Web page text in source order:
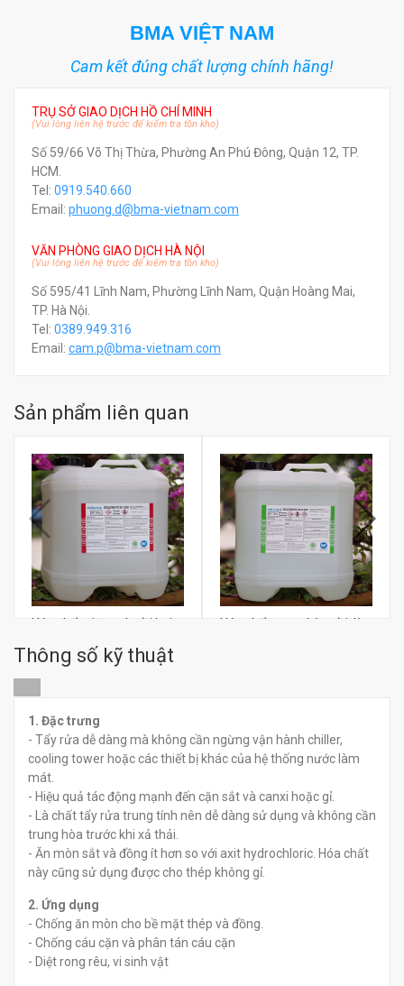
BMA VIỆT NAM
Cam kết đúng chất lượng chính hãng!
TRỤ SỞ GIAO DỊCH HỒ CHÍ MINH
(Vui lòng liên hệ trước để kiểm tra tồn kho)
Số 59/66 Võ Thị Thừa, Phường An Phú Đông, Quận 12, TP.
HCM.
Tel: 0919.540.660
Email: phuong.d@bma-vietnam.com
VĂN PHÒNG GIAO DỊCH HÀ NỘI
(Vui lòng liên hệ trước để kiểm tra tồn kho)
Số 595/41 Lĩnh Nam, Phường Lĩnh Nam, Quận Hoàng Mai,
TP. Hà Nội.
Tel: 0389.949.316
Email: cam.p@bma-vietnam.com
Sản phẩm liên quan
Hóa chất giữ sạch nồi hơi
0 đ
Hóa chất trung hòa nồi, lò
Thông số kỹ thuật
1. Đặc trưng
- Tẩy rửa dễ dàng mà không cần ngừng vận hành chiller,
cooling tower hoặc các thiết bị khác của hệ thống nước làm
mát.
- Hiệu quả tác động mạnh đến cặn sắt và canxi hoặc gỉ.
- Là chất tẩy rửa trung tính nên dễ dàng sử dụng và không cần
trung hòa trước khi xả thải.
- Ăn mòn sắt và đồng ít hơn so với axit hydrochloric. Hóa chất
này cũng sử dụng được cho thép không gỉ.
2. Ứng dụng
- Chống ăn mòn cho bề mặt thép và đồng.
- Chống cáu cặn và phân tán cáu cặn
- Diệt rong rêu, vi sinh vật